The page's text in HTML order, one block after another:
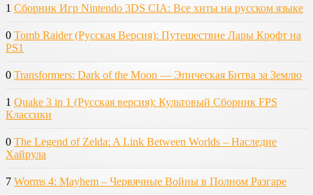
1 Сборник Игр Nintendo 3DS CIA: Все хиты на русском языке
0 Tomb Raider (Русская Версия): Путешествие Лары Крофт на
PS1
0 Transformers: Dark of the Moon — Эпическая Битва за Землю
1 Quake 3 in 1 (Русская версия): Культовый Сборник FPS
Классики
0 The Legend of Zelda: A Link Between Worlds – Наследие
Хайрула
7 Worms 4: Mayhem – Червячные Войны в Полном Разгаре